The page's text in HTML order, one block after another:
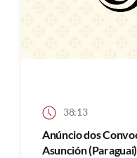
38:13
Anúncio dos
Asunción